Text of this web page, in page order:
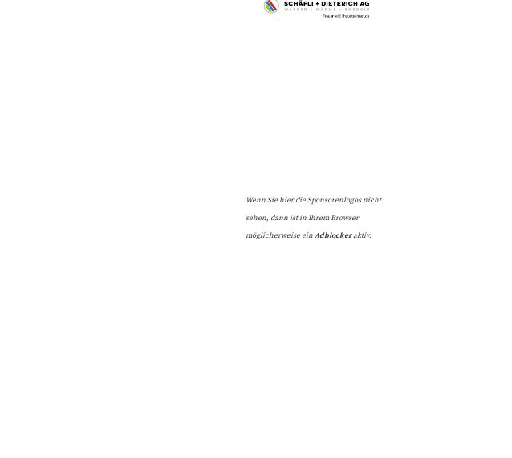
Wenn Sie hier die Sponsorenlogos nicht
sehen, dann ist in Ihrem Browser
möglicherweise einAdblockeraktiv.